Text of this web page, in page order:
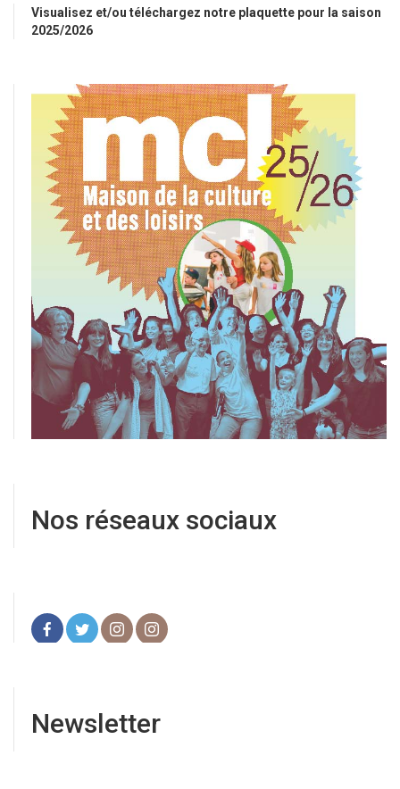
Visualisez et/ou téléchargez notre plaquette pour la saison
2025/2026
Nos réseaux sociaux
Newsletter